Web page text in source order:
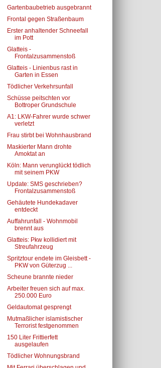
Gartenbaubetrieb ausgebrannt
Frontal gegen Straßenbaum
Erster anhaltender Schneefall
im Pott
Glatteis -
Frontalzusammenstoß
Glatteis - Linienbus rast in
Garten in Essen
Tödlicher Verkehrsunfall
Schüsse peitschten vor
Bottroper Grundschule
A1: LKW-Fahrer wurde schwer
verletzt
Frau stirbt bei Wohnhausbrand
Maskierter Mann drohte
Amoktat an
Köln: Mann verunglückt tödlich
mit seinem PKW
Update: SMS geschrieben?
Frontalzusammenstoß
Gehäutete Hundekadaver
entdeckt
Auffahrunfall - Wohnmobil
brennt aus
Glatteis: Pkw kollidiert mit
Streufahrzeug
Spritztour endete im Gleisbett -
PKW von Güterzug ...
Scheune brannte nieder
Arbeiter freuen sich auf max.
250.000 Euro
Geldautomat gesprengt
Mutmaßlicher islamistischer
Terrorist festgenommen
150 Liter Frittierfett
ausgelaufen
Tödlicher Wohnungsbrand